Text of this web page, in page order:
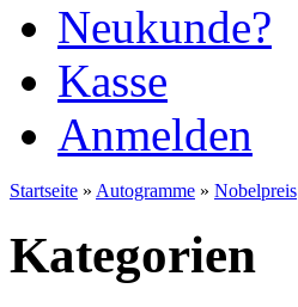
Neukunde?
Kasse
Anmelden
Startseite » Autogramme » Nobelpreis
Kategorien